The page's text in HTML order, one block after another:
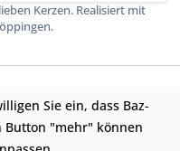
Kerzen. Realisiert mit
Sie ein, dass Baz-
Button "mehr" können